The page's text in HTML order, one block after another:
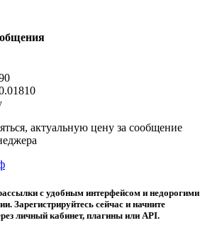
актуальную цену за сообщение
с удобным интерфейсом и недорогими
Зарегистрируйтесь сейчас и начните
личный кабинет, плагины или API.